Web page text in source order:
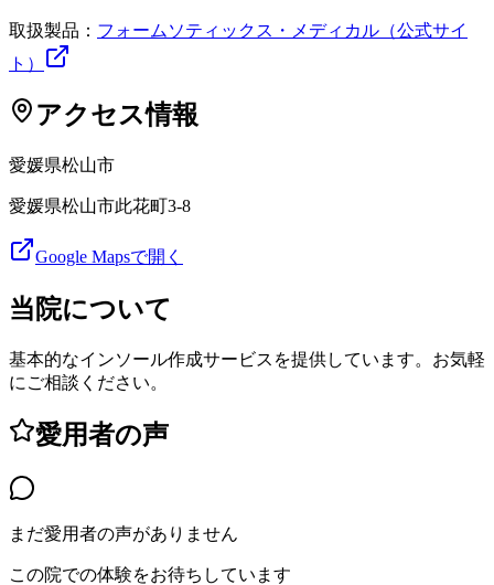
取扱製品： フォームソティックス・メディカル（公式サイ
ト）
アクセス情報
愛媛県松山市
愛媛県松山市此花町3-8
Google Mapsで開く
当院について
基本的なインソール作成サービスを提供しています。お気軽
にご相談ください。
愛用者の声
まだ愛用者の声がありません
この院での体験をお待ちしています